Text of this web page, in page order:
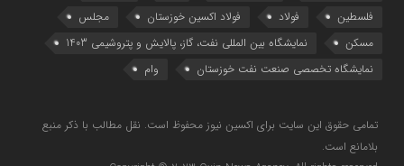
فلسطین
فولاد فولاد اکسین خوزستان
مجلس
مسکن
نمایشگاه بین المللی نفت، گاز، پالایش و پتروشیمی 1403
نمایشگاه تخصصی صنعت نفت خوزستان
وام
تمامی حقوق این سایت برای اکسین نیوز محفوظ است. نقل مطالب با ذکر منبع
بلامانع است.